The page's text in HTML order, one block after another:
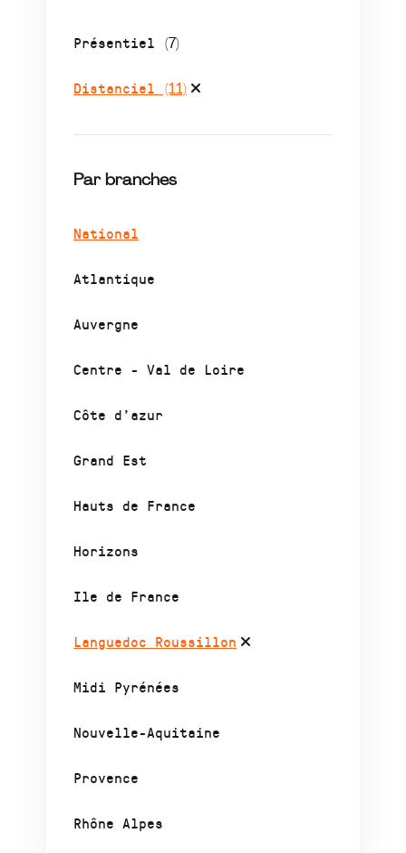
Présentiel (7)
Distanciel (11)
Par branches
National
Atlantique
Auvergne
Centre - Val de Loire
Côte d’azur
Grand Est
Hauts de France
Horizons
Ile de France
Languedoc Roussillon
Midi Pyrénées
Nouvelle-Aquitaine
Provence
Rhône Alpes